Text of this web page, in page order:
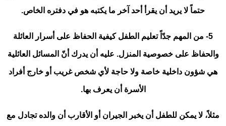
حتماً لا يريد أن يقرأ أحد آخر ما يكتبه هو في دفتره الخاص.
5- من المهم جدّاً تعليم الطفل كيفية الحفاظ على أسرار العائلة
والحفاظ على خصوصية المنزل. عليه أن يدرك أنّ المسائل العائلية
هي شؤون داخلية خاصة ولا حاجة لأي شخص غريب أو خارج أفراد
الأسرة أن يعرف بها.
مثلاً، لا يمكن للطفل أن يخبر الجيران أو الأقارب أن والده تجادل مع